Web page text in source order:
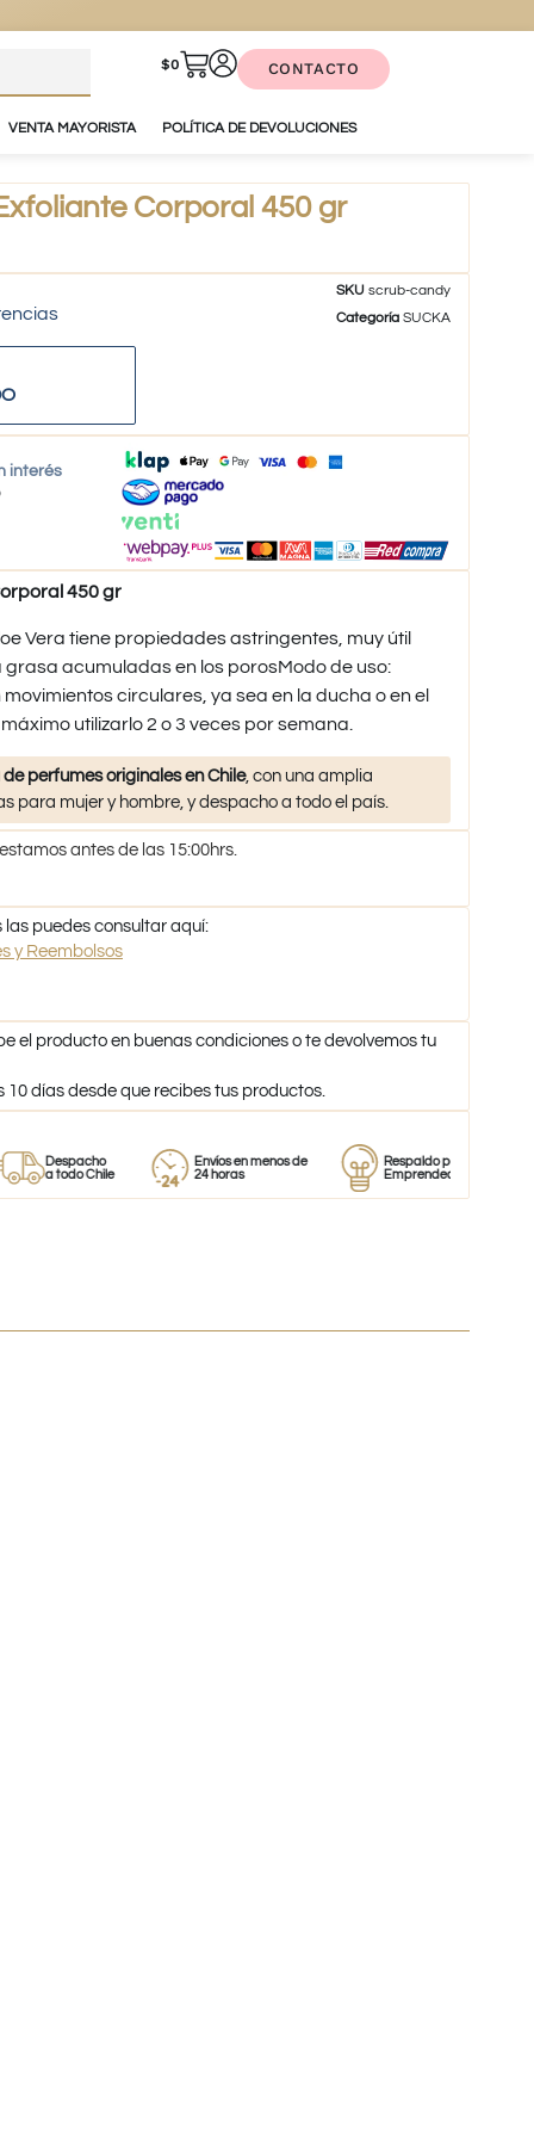
$0 CONTACTO
VENTA MAYORISTA POLÍTICA DE DEVOLUCIONES
Corporal 450 gr
SKUscrub-candy
Categoría SUCKA
interés
450 gr
Vera tiene propiedades astringentes, muy útil
acumuladas en los porosModo de uso:
circulares, ya sea en la ducha o en el
utilizarlo 2 o 3 veces por semana.
perfumes originales en Chile, con una amplia
para mujer y hombre, y despacho a todo el país.
estamos antes de las 15:00hrs.
puedes consultar aquí:
y Reembolsos
el producto en buenas condiciones o te devolvemos tu
10 días desde que recibes tus productos.
Despacho
a todo Chile
Envíos en menos de
24 horas
Respaldo para
Emprendedores